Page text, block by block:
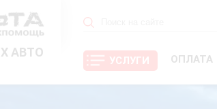
АВТО
УСЛУГИ ОПЛАТА